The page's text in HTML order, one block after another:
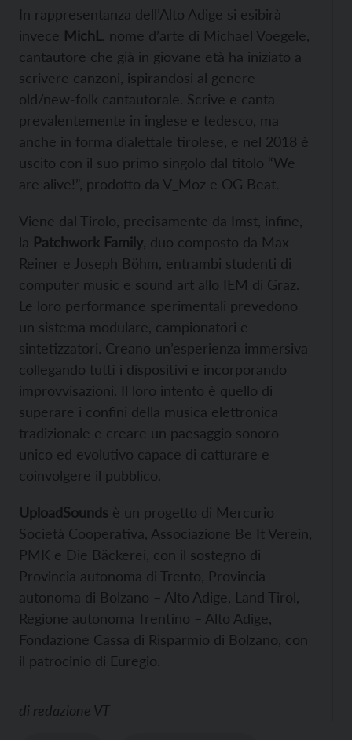
In rappresentanza dell’Alto Adige si esibirà
invece MichL , nome d’arte di Michael Voegele,
cantautore che già in giovane età ha iniziato a
scrivere canzoni, ispirandosi al genere
old/new-folk cantautorale. Scrive e canta
prevalentemente in inglese e tedesco, ma
anche in forma dialettale tirolese, e nel 2018 è
uscito con il suo primo singolo dal titolo “We
are alive!”, prodotto da V_Moz e OG Beat.
Viene dal Tirolo, precisamente da Imst, infine,
la Patchwork Family , duo composto da Max
Reiner e Joseph Böhm, entrambi studenti di
computer music e sound art allo IEM di Graz.
Le loro performance sperimentali prevedono
un sistema modulare, campionatori e
sintetizzatori. Creano un’esperienza immersiva
collegando tutti i dispositivi e incorporando
improvvisazioni. Il loro intento è quello di
superare i confini della musica elettronica
tradizionale e creare un paesaggio sonoro
unico ed evolutivo capace di catturare e
coinvolgere il pubblico.
UploadSounds è un progetto di Mercurio
Società Cooperativa, Associazione Be It Verein,
PMK e Die Bäckerei, con il sostegno di
Provincia autonoma di Trento, Provincia
autonoma di Bolzano – Alto Adige, Land Tirol,
Regione autonoma Trentino – Alto Adige,
Fondazione Cassa di Risparmio di Bolzano, con
il patrocinio di Euregio.
di redazione VT